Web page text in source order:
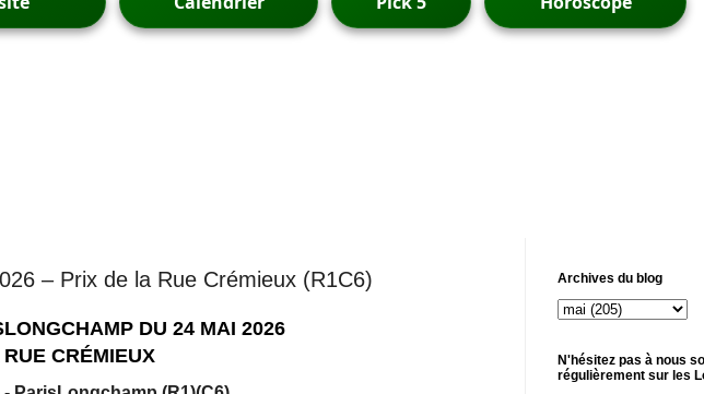
– Prix de la Rue Crémieux (R1C6)
DU 24 MAI 2026
CRÉMIEUX
Archives du blog
N'hésitez pas à nous
régulièrement sur les